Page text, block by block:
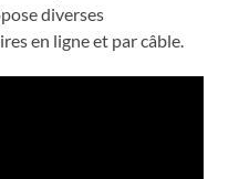
diverses
en ligne et par câble.